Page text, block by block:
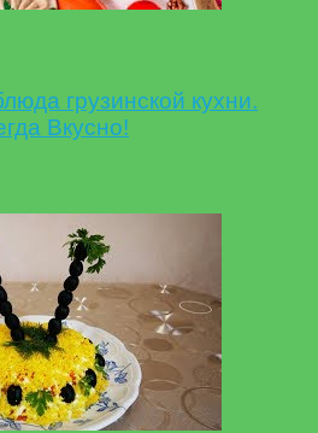
грузинской кухни.
Вкусно!